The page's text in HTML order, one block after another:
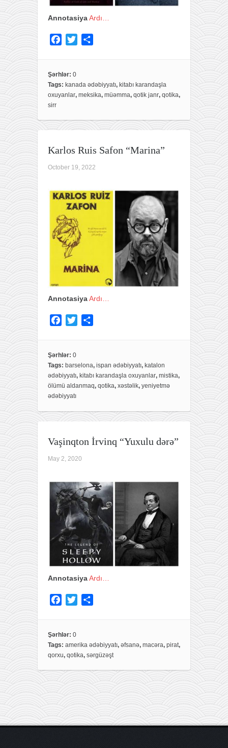
AnnotasiyaArdı…
e
b
o
k
t
e
e
Şərhlər: 0
Tags: kanada ədəbiyyatı, kitabı karandaşla
oxuyanlar, meksika, müəmma, qotik janr, qotika,
sirr
Karlos Ruis Safon “Marina”
October 19, 2022
AnnotasiyaArdı…
e
b
o
o
t
e
r
e
Şərhlər: 0
Tags: barselona, ispan ədəbiyyatı, katalon
ədəbiyyatı, kitabı karandaşla oxuyanlar, mistika,
ölümü aldanmaq, qotika, xəstəlik, yeniyetmə
ədəbiyyatı
Vaşinqton İrvinq “Yuxulu dərə”
May 2, 2020
AnnotasiyaArdı…
e
b
o
o
t
e
r
e
Şərhlər: 0
Tags: amerika ədəbiyyatı, əfsanə, macəra, pirat,
qorxu, qotika, sərgüzəşt